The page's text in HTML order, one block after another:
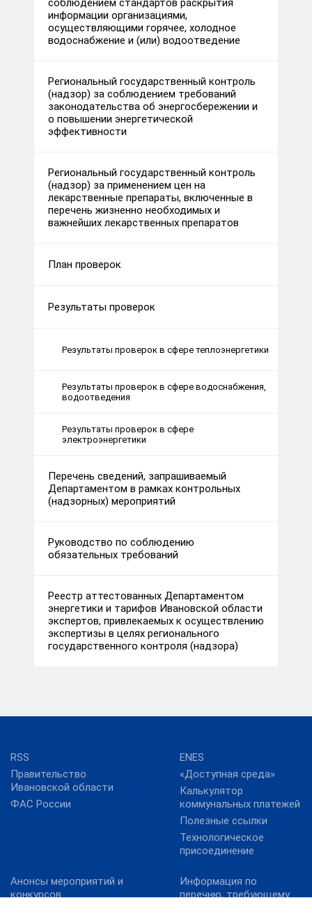
соблюдением стандартов раскрытия
информации организациями,
осуществляющими горячее, холодное
водоснабжение и (или) водоотведение
Региональный государственный контроль
(надзор) за соблюдением требований
законодательства об энергосбережении и
о повышении энергетической
эффективности
Региональный государственный контроль
(надзор) за применением цен на
лекарственные препараты, включенные в
перечень жизненно необходимых и
важнейших лекарственных препаратов
План проверок
Результаты проверок
Результаты проверок в сфере теплоэнергетики
Результаты проверок в сфере водоснабжения,
водоотведения
Результаты проверок в сфере
электроэнергетики
Перечень сведений, запрашиваемый
Департаментом в рамках контрольных
(надзорных) мероприятий
Руководство по соблюдению
обязательных требований
Реестр аттестованных Департаментом
энергетики и тарифов Ивановской области
экспертов, привлекаемых к осуществлению
экспертизы в целях регионального
государственного контроля (надзора)
RSS
Правительство
Ивановской области
ФАС России
ENES
«Доступная среда»
Калькулятор
коммунальных платежей
Полезные ссылки
Технологическое
присоединение
Анонсы мероприятий и
конкурсов
Информация по
перечню, требующему